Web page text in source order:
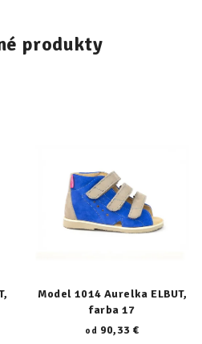
produkty
Model 1014 Aurelka ELBUT,
farba 17
od 90,33 €